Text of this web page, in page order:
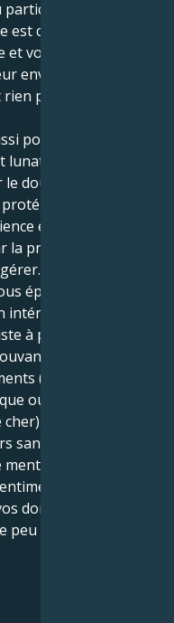
Votre
contrebalancé
vous êtes
envers ceux que
pour les
porteur de défis.
trop
double Cancer
son
émotionnelle est
profondeur de vos
Le monde peut
épuiser à
à permettre à vos
des exutoires
(l'expression
ou un lien de
vous apprenez
sans vous laisser
dépend de
puissants,
dons exquis pour
peu d'autres en